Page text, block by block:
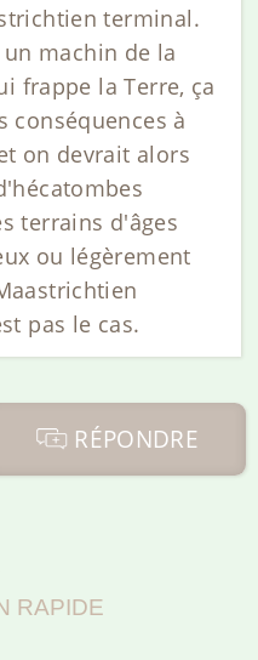
terminal.
machin de la
frappe la Terre, ça
conséquences à
on devrait alors
terrains d'âges
ou légèrement
pas le cas.
RÉPONDRE
RAPIDE